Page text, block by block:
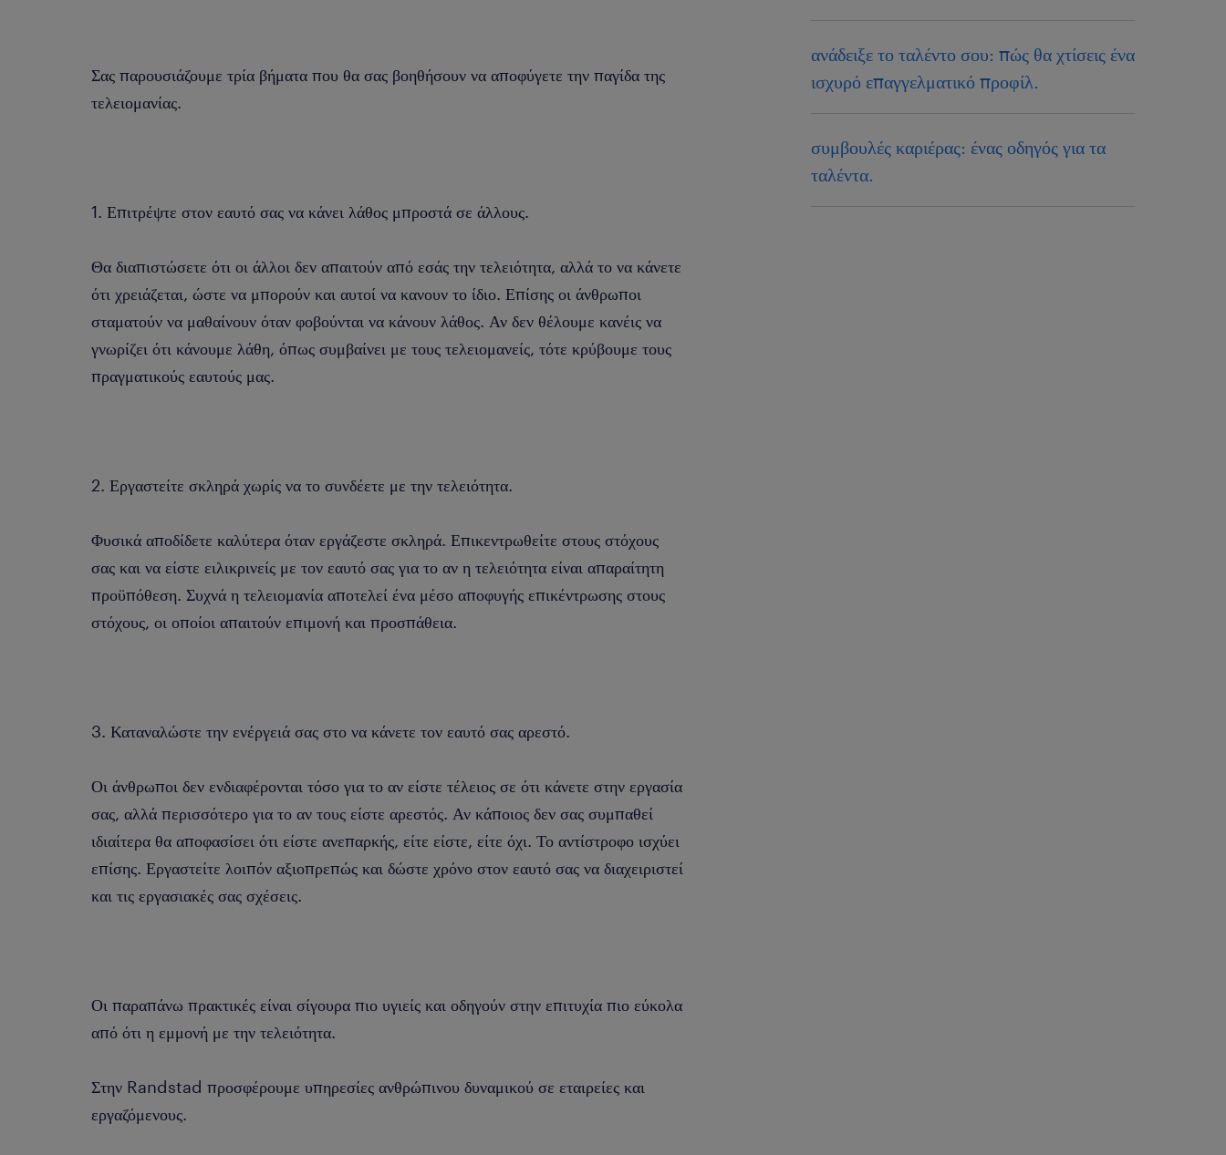
Σας παρουσιάζουμε τρία βήματα που θα σας βοηθήσουν να αποφύγετε την παγίδα της
τελειομανίας.
1. Επιτρέψτε στον εαυτό σας να κάνει λάθος μπροστά σε άλλους.
Θα διαπιστώσετε ότι οι άλλοι δεν απαιτούν από εσάς την τελειότητα, αλλά το να κάνετε
ότι χρειάζεται, ώστε να μπορούν και αυτοί να κανουν το ίδιο. Επίσης οι άνθρωποι
σταματούν να μαθαίνουν όταν φοβούνται να κάνουν λάθος. Αν δεν θέλουμε κανέις να
γνωρίζει ότι κάνουμε λάθη, όπως συμβαίνει με τους τελειομανείς, τότε κρύβουμε τους
πραγματικούς εαυτούς μας.
2. Εργαστείτε σκληρά χωρίς να το συνδέετε με την τελειότητα.
Φυσικά αποδίδετε καλύτερα όταν εργάζεστε σκληρά. Επικεντρωθείτε στους στόχους
σας και να είστε ειλικρινείς με τον εαυτό σας για το αν η τελειότητα είναι απαραίτητη
προϋπόθεση. Συχνά η τελειομανία αποτελεί ένα μέσο αποφυγής επικέντρωσης στους
στόχους, οι οποίοι απαιτούν επιμονή και προσπάθεια.
3. Καταναλώστε την ενέργειά σας στο να κάνετε τον εαυτό σας αρεστό.
Οι άνθρωποι δεν ενδιαφέρονται τόσο για το αν είστε τέλειος σε ότι κάνετε στην εργασία
σας, αλλά περισσότερο για το αν τους είστε αρεστός. Αν κάποιος δεν σας συμπαθεί
ιδιαίτερα θα αποφασίσει ότι είστε ανεπαρκής, είτε είστε, είτε όχι. Το αντίστροφο ισχύει
επίσης. Εργαστείτε λοιπόν αξιοπρεπώς και δώστε χρόνο στον εαυτό σας να διαχειριστεί
και τις εργασιακές σας σχέσεις.
Οι παραπάνω πρακτικές είναι σίγουρα πιο υγιείς και οδηγούν στην επιτυχία πιο εύκολα
από ότι η εμμονή με την τελειότητα.
Στην Randstad προσφέρουμε υπηρεσίες ανθρώπινου δυναμικού σε εταιρείες και
εργαζόμενους.
ανάδειξε το ταλέντο σου: πώς θα χτίσεις ένα
ισχυρό επαγγελματικό προφίλ.
συμβουλές καριέρας: ένας οδηγός για τα
ταλέντα.